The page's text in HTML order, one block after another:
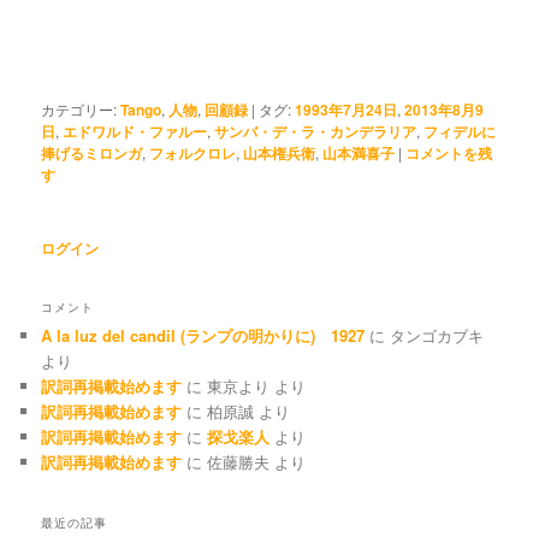
カテゴリー:Tango, 人物, 回顧録 | タグ:1993年7月24日,2013年8月9
日, エドワルド・ファルー,サンバ・デ・ラ・カンデラリア, フィデルに
捧げるミロンガ, フォルクロレ, 山本権兵衛, 山本満喜子 | コメントを残
す
ログイン
コメント
A la luz del candil (ランプの明かりに) 1927 に タンゴカブキ
より
訳詞再掲載始めます に東京より より
訳詞再掲載始めます に柏原誠 より
訳詞再掲載始めます に探戈楽人 より
訳詞再掲載始めます に佐藤勝夫 より
最近の記事